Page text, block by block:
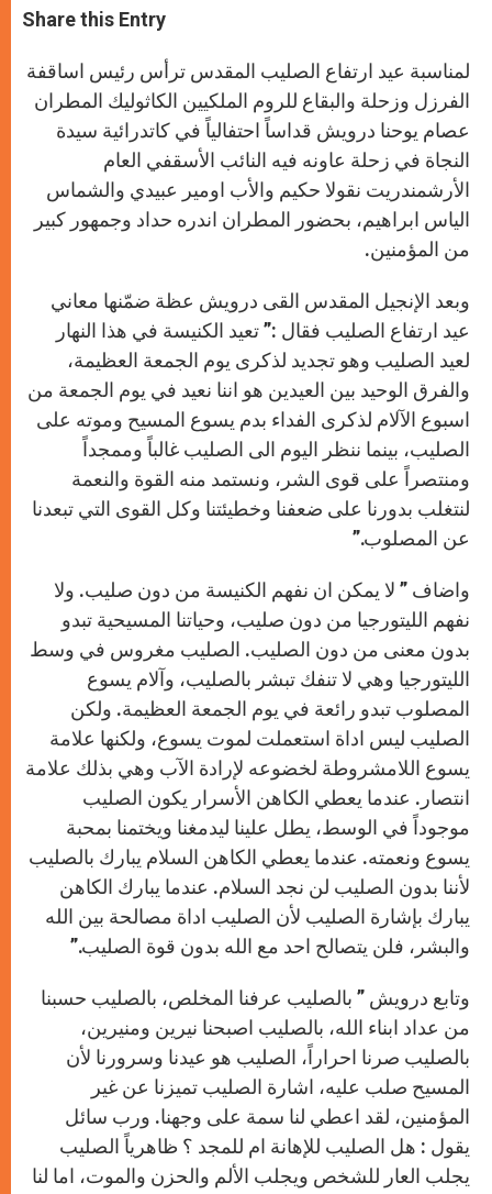
t
s
p
p
s
e
g
e
r
e
b
o
k
r
Share this Entry
لمناسبة عيد ارتفاع الصليب المقدس ترأس رئيس اساقفة
الفرزل وزحلة والبقاع للروم الملكيين الكاثوليك المطران
عصام يوحنا درويش قداساً احتفالياً في كاتدرائية سيدة
النجاة في زحلة عاونه فيه النائب الأسقفي العام
الأرشمندريت نقولا حكيم والأب اومير عبيدي والشماس
الياس ابراهيم، بحضور المطران اندره حداد وجمهور كبير
من المؤمنين.
وبعد الإنجيل المقدس القى درويش عظة ضمّنها معاني
عيد ارتفاع الصليب فقال :” تعيد الكنيسة في هذا النهار
لعيد الصليب وهو تجديد لذكرى يوم الجمعة العظيمة،
والفرق الوحيد بين العيدين هو اننا نعيد في يوم الجمعة من
اسبوع الآلام لذكرى الفداء بدم يسوع المسيح وموته على
الصليب، بينما ننظر اليوم الى الصليب غالباً وممجداً
ومنتصراً على قوى الشر، ونستمد منه القوة والنعمة
لنتغلب بدورنا على ضعفنا وخطيئتنا وكل القوى التي تبعدنا
عن المصلوب.”
واضاف ” لا يمكن ان نفهم الكنيسة من دون صليب. ولا
نفهم الليتورجيا من دون صليب، وحياتنا المسيحية تبدو
بدون معنى من دون الصليب. الصليب مغروس في وسط
الليتورجيا وهي لا تنفك تبشر بالصليب، وآلام يسوع
المصلوب تبدو رائعة في يوم الجمعة العظيمة. ولكن
الصليب ليس اداة استعملت لموت يسوع، ولكنها علامة
يسوع اللامشروطة لخضوعه لإرادة الآب وهي بذلك علامة
انتصار. عندما يعطي الكاهن الأسرار يكون الصليب
موجوداً في الوسط، يطل علينا ليدمغنا ويختمنا بمحبة
يسوع ونعمته. عندما يعطي الكاهن السلام يبارك بالصليب
لأننا بدون الصليب لن نجد السلام. عندما يبارك الكاهن
يبارك بإشارة الصليب لأن الصليب اداة مصالحة بين الله
والبشر، فلن يتصالح احد مع الله بدون قوة الصليب.”
وتابع درويش ” بالصليب عرفنا المخلص، بالصليب حسبنا
من عداد ابناء الله، بالصليب اصبحنا نيرين ومنيرين،
بالصليب صرنا احراراً، الصليب هو عيدنا وسرورنا لأن
المسيح صلب عليه، اشارة الصليب تميزنا عن غير
المؤمنين، لقد اعطي لنا سمة على وجهنا. ورب سائل
يقول : هل الصليب للإهانة ام للمجد ؟ ظاهرياً الصليب
يجلب العار للشخص ويجلب الألم والحزن والموت، اما لنا